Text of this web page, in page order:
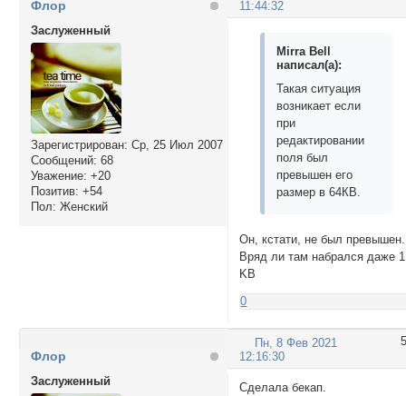
11:44:32
Флор
Заслуженный
Зарегистрирован: Ср, 25 Июл 2007
Сообщений: 68
Уважение: +20
Позитив: +54
Пол: Женский
Mirra Bell
написал(а):
Такая ситуация
возникает если
при
редактировании
поля был
превышен его
размер в 64КB.
Он, кстати, не был превышен.
Вряд ли там набрался даже 1
KB
0
5
Пн, 8 Фев 2021
12:16:30
Флор
Заслуженный
Сделала бекап.